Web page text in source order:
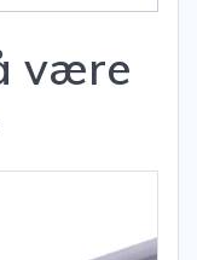
være